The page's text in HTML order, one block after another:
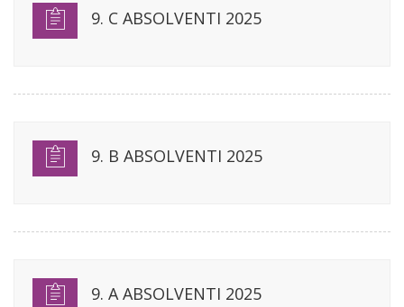
9. C ABSOLVENTI 2025
9. B ABSOLVENTI 2025
9. A ABSOLVENTI 2025